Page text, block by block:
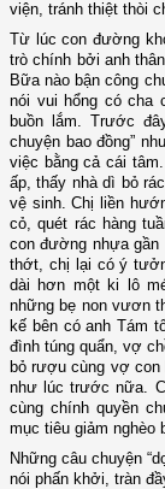
viện, tránh thiệt thòi
Từ lúc con đường
trò chính bởi anh
Bữa nào bận công
nói vui hổng có cha
buồn lắm. Trước
chuyện bao đồng”
việc bằng cả cái
ấp, thấy nhà dì bỏ
vệ sinh. Chị liền
cỏ, quét rác hàng
con đường nhựa gần
thớt, chị lại có ý
dài hơn một ki lô
những bẹ non vươn
kế bên có anh Tám
đình túng quẩn, vợ
bỏ rượu cùng vợ con
như lúc trước nữa.
cùng chính quyền
mục tiêu giảm nghèo
Những câu chuyện
nói phấn khởi, tràn